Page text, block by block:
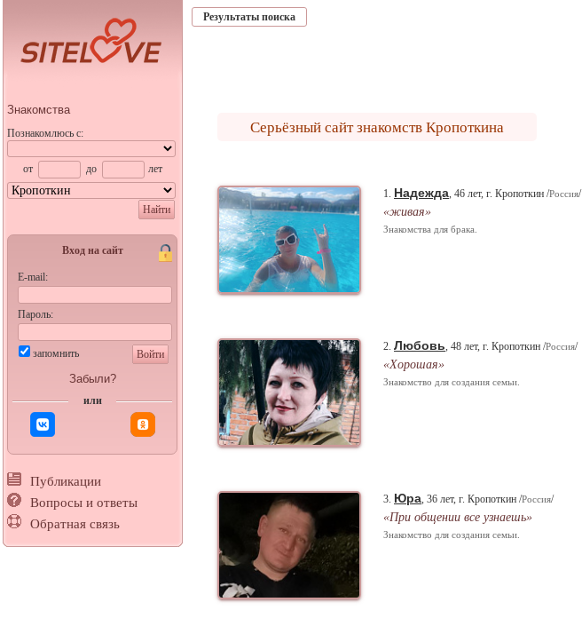
Знакомства
Познакомлюсь с:
от до лет
Найти
Вход на сайт
E-mail:
Пароль:
запомнить Войти
Забыли?
или
Публикации
Вопросы и ответы
Обратная связь
Результаты поиска
Серьёзный сайт знакомств Кропоткина
1. Надежда, 46 лет, г. Кропоткин /Россия/
«живая»
Знакомства для брака.
2. Любовь, 48 лет, г. Кропоткин /Россия/
«Хорошая»
Знакомство для создания семьи.
3. Юра, 36 лет, г. Кропоткин /Россия/
«При общении все узнаешь»
Знакомство для создания семьи.